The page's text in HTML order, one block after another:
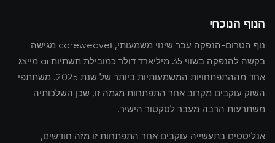
הנוף הנוכחי
נוף הטרום-הנפקה עבר שינוי משמעותי, וcoreweave מגישה
בקשה להנפקה בשווי 35 מיליארד דולר כמובילת תשתיות ai מייצג
אחד מההתפתחויות המשמעותיות ביותר של שנת 2025. משתתפי
השוק עוקבים מקרוב אחר התפתחות מגמה זו, שכן השלכותיה
משתרעות הרבה מעבר לסקטור הישיר.
אנליסטים בתעשייה עוקבים אחר התפתחות זו מזה חודשים,